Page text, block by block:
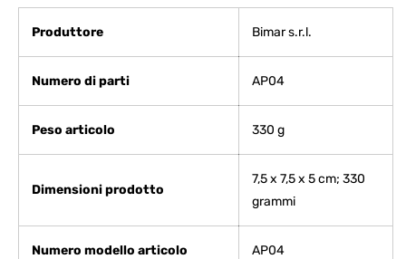
Produttore ‎Bimar s.r.l.
Numero di parti ‎AP04
Peso articolo ‎330 g
Dimensioni prodotto
‎7,5 x 7,5 x 5 cm; 330
grammi
Numero modello articolo ‎AP04